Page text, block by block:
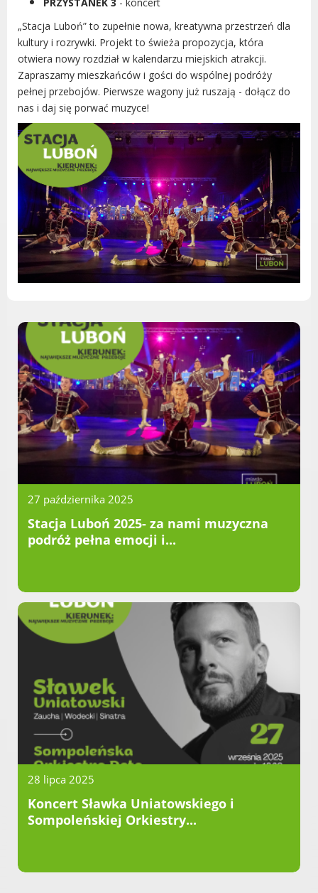
Instytut Rozwoju Wsi i Rolnictwa
Polskiej Akademii Nauk
Instytut Skrzynki
Wielkopolski Park Narodowy
Muzeum Narodowe Rolnictwa i
Przemysłu Rolno-Spożywczego w
Szreniawie
PTTK
Urząd Skarbowy
Państwowe Gospodarstwo Wodne
Wody Polskie
Dane adresowe, wydziały i sprawy
„Stacja Luboń” to zupełnie nowa, kreatywna przestrzeń dla
kultury i rozrywki. Projekt to świeża propozycja, która
otwiera nowy rozdział w kalendarzu miejskich atrakcji.
Zapraszamy mieszkańców i gości do wspólnej podróży
pełnej przebojów. Pierwsze wagony już ruszają - dołącz do
nas i daj się porwać muzyce!
27 października 2025
Stacja Luboń 2025- za nami muzyczna
podróż pełna emocji i...
28 lipca 2025
Koncert Sławka Uniatowskiego i
Sompoleńskiej Orkiestry...